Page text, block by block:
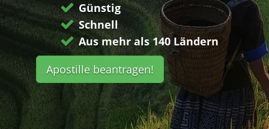
Günstig
Schnell
Aus mehr als 140 Ländern
Apostille beantragen!